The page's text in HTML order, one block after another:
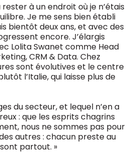
rester à un endroit où je n’étais
Je me sens bien établi
bientôt deux ans, et avec des
encore. J’élargis
Lolita Swanet comme Head
CRM & Data. Chez
sont évolutives et le centre
l’Italie, qui laisse plus de
du secteur, et lequel n’en a
: que les esprits chagrins
nous ne sommes pas pour
autres : chacun preste au
partout. »